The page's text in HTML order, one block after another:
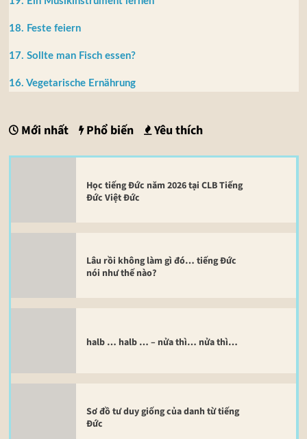
18. Feste feiern
17. Sollte man Fisch essen?
16. Vegetarische Ernährung
Mới nhất Phổ biến Yêu thích
Học tiếng Đức năm 2026 tại CLB Tiếng
Đức Việt Đức
Lâu rồi không làm gì đó… tiếng Đức
nói như thế nào?
halb … halb … – nửa thì… nửa thì…
Sơ đồ tư duy giống của danh từ tiếng
Đức